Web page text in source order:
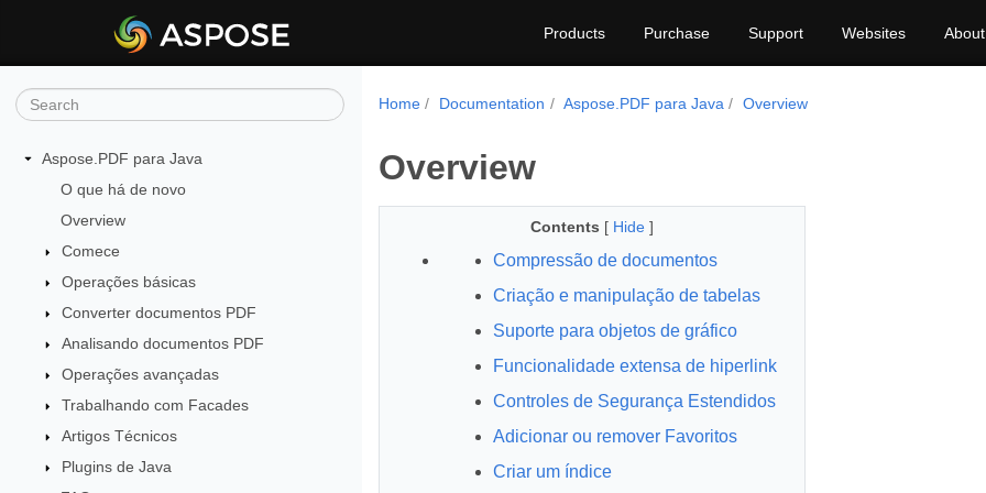
Products Purchase Support Websites About
Aspose.PDF para Java
O que há de novo
Overview
Comece
Operações básicas
Converter documentos PDF
Analisando documentos PDF
Operações avançadas
Trabalhando com Facades
Artigos Técnicos
Plugins de Java
Home Documentation Aspose.PDF para Java Overview
Overview
Contents [ Hide ]
Compressão de documentos
Criação e manipulação de tabelas
Suporte para objetos de gráfico
Funcionalidade extensa de hiperlink
Controles de Segurança Estendidos
Adicionar ou remover Favoritos
Criar um índice